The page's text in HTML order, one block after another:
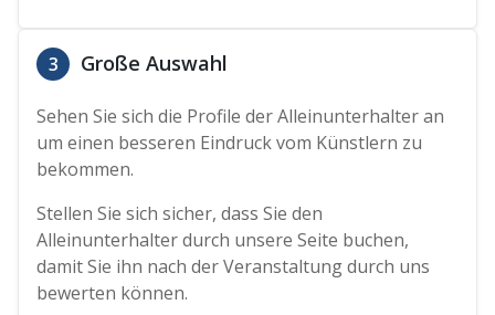
3 Große Auswahl
Sehen Sie sich die Profile der Alleinunterhalter an
um einen besseren Eindruck vom Künstlern zu
bekommen.
Stellen Sie sich sicher, dass Sie den
Alleinunterhalter durch unsere Seite buchen,
damit Sie ihn nach der Veranstaltung durch uns
bewerten können.